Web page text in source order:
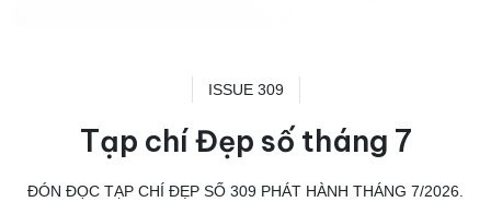
ISSUE 309
Tạp chí Đẹp số tháng 7
ĐÓN ĐỌC TẠP CHÍ ĐẸP SỐ 309 PHÁT HÀNH THÁNG 7/2026.